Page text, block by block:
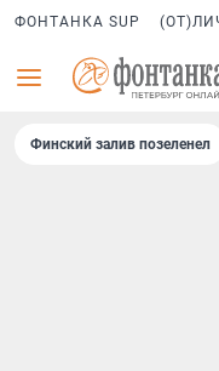
ФОНТАНКА SUP
Финский залив позеленел